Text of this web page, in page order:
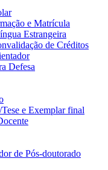
e Matrícula
Estrangeira
de Créditos
Defesa
e Exemplar final
de Pós-doutorado